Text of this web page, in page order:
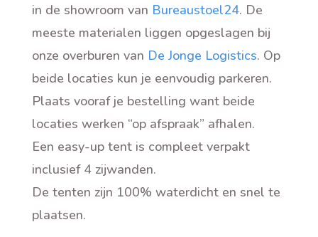
in de showroom van Bureaustoel24. De
meeste materialen liggen opgeslagen bij
onze overburen van De Jonge Logistics. Op
beide locaties kun je eenvoudig parkeren.
Plaats vooraf je bestelling want beide
locaties werken “op afspraak” afhalen.
Een easy-up tent is compleet verpakt
inclusief 4 zijwanden.
De tenten zijn 100% waterdicht en snel te
plaatsen.